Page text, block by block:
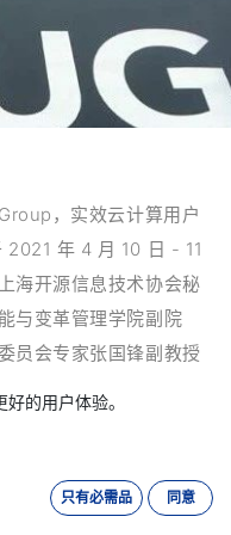
，实效云计算用户
年 4 月 10 日 - 11
海开源信息技术协会秘
与变革管理学院副院
员会专家张国锋副教授
直研究开源，也研究区
的用户体验。
只有必需品 同意